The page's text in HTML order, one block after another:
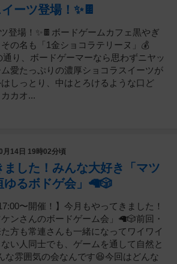
ーツ登場！✨🍫
登場！✨🍫ボードゲームカフェ黒やぎ
の名も「1金ショコラテリーヌ」💰
通り、ボードゲーマーなら思わずニヤッ
愛たっぷりの濃厚ショコラスイーツが
しっとり、中はとろけるような口ど
カオ...
月14日 19時02分頃
した！みんな大好き「マツ
ゆるボドゲ会」🦙🎲
〜開催！】今月もやってきました！
ンさんのボードゲーム会」🦙🎲前回・
方も常連さんも一緒になってワイワイ
い人同士でも、ゲームを通して自然と
な雰囲気の会なんです😆今回はどんな